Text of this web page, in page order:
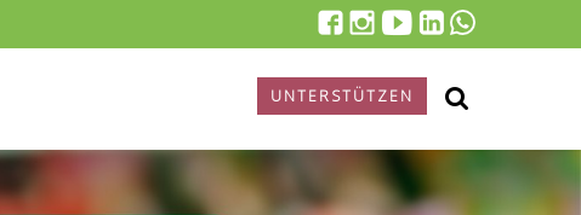
UNTERSTÜTZEN